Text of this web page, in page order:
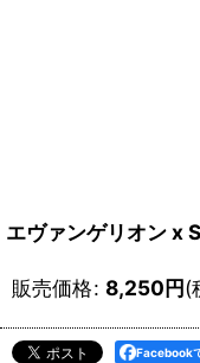
エヴァンゲリオン x
販売価格: 8,250円(
Facebook